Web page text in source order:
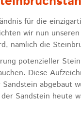
für die
wir nun
nämlich die
potenzieller
Diese
abgebaut
Sandstein heute